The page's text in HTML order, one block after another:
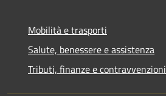
Mobilità e trasporti
Salute, benessere e assistenza
Tributi, finanze e contravvenzioni